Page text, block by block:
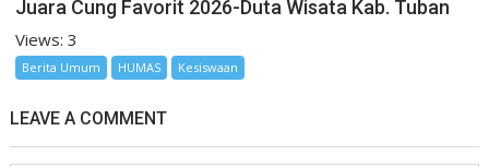
Juara Cung Favorit 2026-Duta Wisata Kab. Tuban
Views: 3
Berita Umum HUMAS Kesiswaan
LEAVE A COMMENT